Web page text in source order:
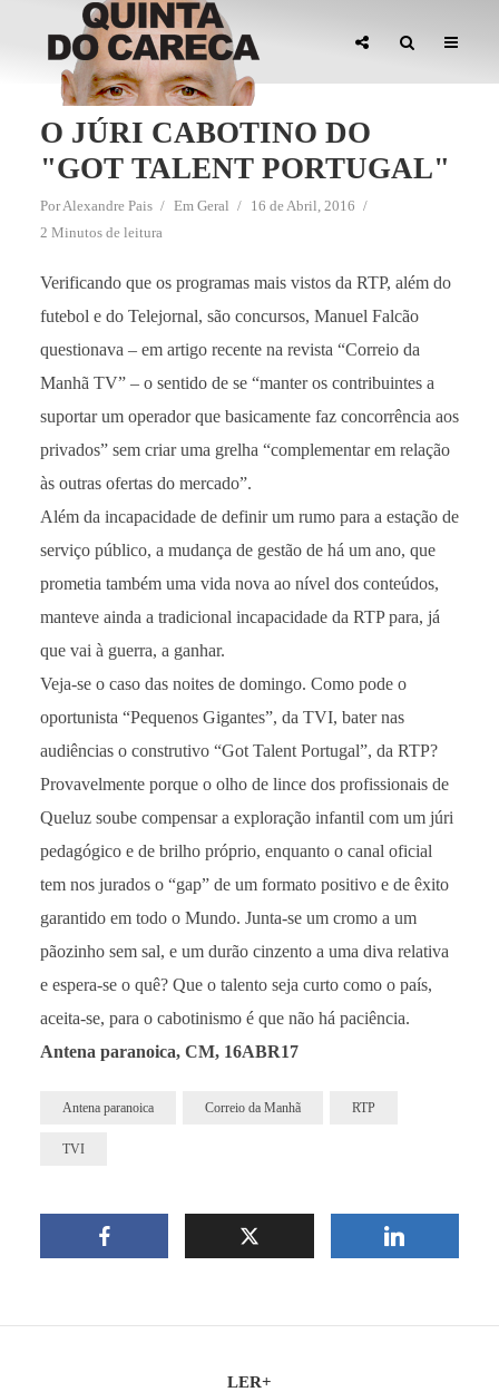
O JÚRI CABOTINO DO
"GOT TALENT PORTUGAL"
PorAlexandre Pais Em Geral
16 de Abril, 2016
2 Minutos de leitura
Verificando que os programas mais vistos da RTP, além do
futebol e do Telejornal, são concursos, Manuel Falcão
questionava – em artigo recente na revista “Correio da
Manhã TV” – o sentido de se “manter os contribuintes a
suportar um operador que basicamente faz concorrência aos
privados” sem criar uma grelha “complementar em relação
às outras ofertas do mercado”.
Além da incapacidade de definir um rumo para a estação de
serviço público, a mudança de gestão de há um ano, que
prometia também uma vida nova ao nível dos conteúdos,
manteve ainda a tradicional incapacidade da RTP para, já
que vai à guerra, a ganhar.
Veja-se o caso das noites de domingo. Como pode o
oportunista “Pequenos Gigantes”, da TVI, bater nas
audiências o construtivo “Got Talent Portugal”, da RTP?
Provavelmente porque o olho de lince dos profissionais de
Queluz soube compensar a exploração infantil com um júri
pedagógico e de brilho próprio, enquanto o canal oficial
tem nos jurados o “gap” de um formato positivo e de êxito
garantido em todo o Mundo. Junta-se um cromo a um
pãozinho sem sal, e um durão cinzento a uma diva relativa
e espera-se o quê? Que o talento seja curto como o país,
aceita-se, para o cabotinismo é que não há paciência.
Antena paranoica, CM, 16ABR17
Antena paranoica Correio da Manhã RTP
TVI
LER+